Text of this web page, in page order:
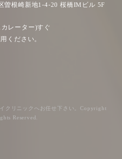
曽根崎新地1-4-20 桜橋IMビル 5F
レーター)すぐ
ください。
クリニックへお任せ下さい。Copyright
Reserved.